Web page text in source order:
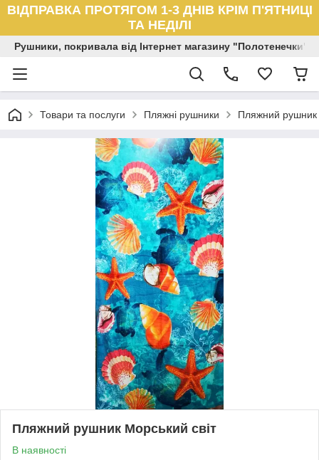
ВІДПРАВКА ПРОТЯГОМ 1-3 ДНІВ КРІМ П'ЯТНИЦІ
ТА НЕДІЛІ
Рушники, покривала від Інтернет магазину "Полотенечки"
Товари та послуги Пляжні рушники Пляжний рушник
Пляжний рушник Морський світ
В наявності